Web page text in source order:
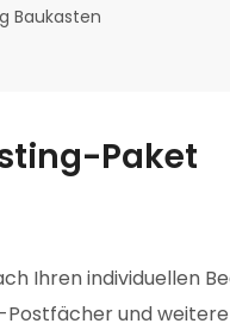
Baukasten
Paket
Ihren individuellen
und